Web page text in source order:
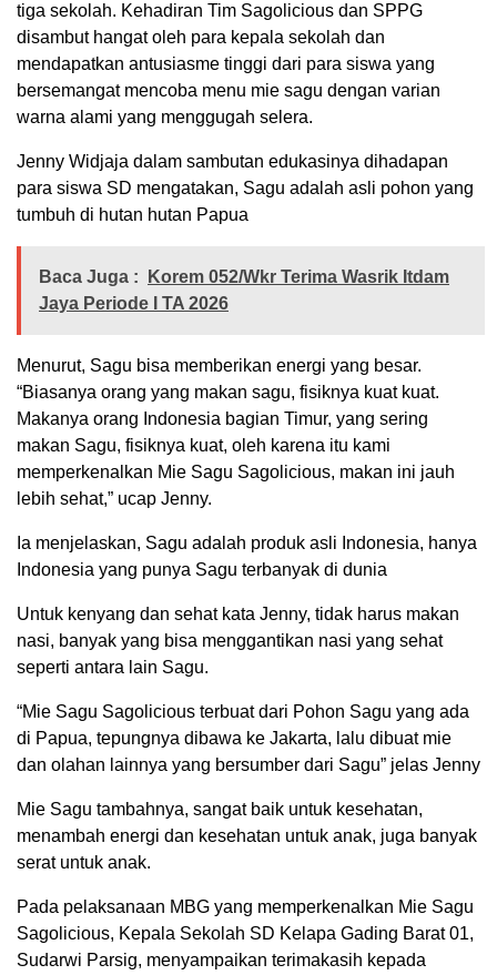
tiga sekolah. Kehadiran Tim Sagolicious dan SPPG
disambut hangat oleh para kepala sekolah dan
mendapatkan antusiasme tinggi dari para siswa yang
bersemangat mencoba menu mie sagu dengan varian
warna alami yang menggugah selera.
Jenny Widjaja dalam sambutan edukasinya dihadapan
para siswa SD mengatakan, Sagu adalah asli pohon yang
tumbuh di hutan hutan Papua
Baca Juga :
Korem 052/Wkr Terima Wasrik Itdam
Jaya Periode I TA 2026
Menurut, Sagu bisa memberikan energi yang besar.
“Biasanya orang yang makan sagu, fisiknya kuat kuat.
Makanya orang Indonesia bagian Timur, yang sering
makan Sagu, fisiknya kuat, oleh karena itu kami
memperkenalkan Mie Sagu Sagolicious, makan ini jauh
lebih sehat,” ucap Jenny.
Ia menjelaskan, Sagu adalah produk asli Indonesia, hanya
Indonesia yang punya Sagu terbanyak di dunia
Untuk kenyang dan sehat kata Jenny, tidak harus makan
nasi, banyak yang bisa menggantikan nasi yang sehat
seperti antara lain Sagu.
“Mie Sagu Sagolicious terbuat dari Pohon Sagu yang ada
di Papua, tepungnya dibawa ke Jakarta, lalu dibuat mie
dan olahan lainnya yang bersumber dari Sagu” jelas Jenny
Mie Sagu tambahnya, sangat baik untuk kesehatan,
menambah energi dan kesehatan untuk anak, juga banyak
serat untuk anak.
Pada pelaksanaan MBG yang memperkenalkan Mie Sagu
Sagolicious, Kepala Sekolah SD Kelapa Gading Barat 01,
Sudarwi Parsig, menyampaikan terimakasih kepada